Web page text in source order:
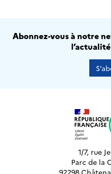
Abonnez-vous à notre
1/7, rue
Parc de la